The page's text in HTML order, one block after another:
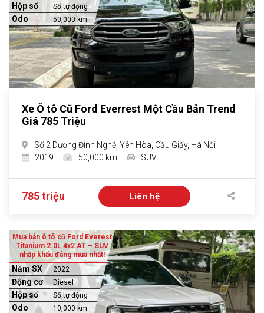
Hộp số Số tự động
Odo 50,000 km
Xe Ô tô Cũ Ford Everrest Một Cầu Bản Trend
Giá 785 Triệu
Số 2 Dương Đình Nghệ, Yên Hòa, Cầu Giấy, Hà Nội
2019
50,000 km SUV
785 triệu Liên hệ
Mua bán ô tô cũ Ford Everest
Titanium 2.0L 4x2 AT – SUV
nhập khẩu đáng mua nhất!
Năm SX 2022
Động cơ Diesel
Hộp số Số tự động
Odo 10,000 km